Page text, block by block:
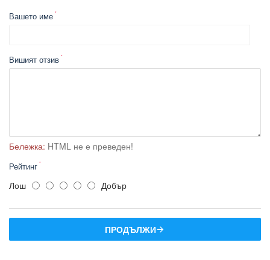
Вашето име
Вишият отзив
Бележка: HTML не е преведен!
Рейтинг
Лош Добър
ПРОДЪЛЖИ